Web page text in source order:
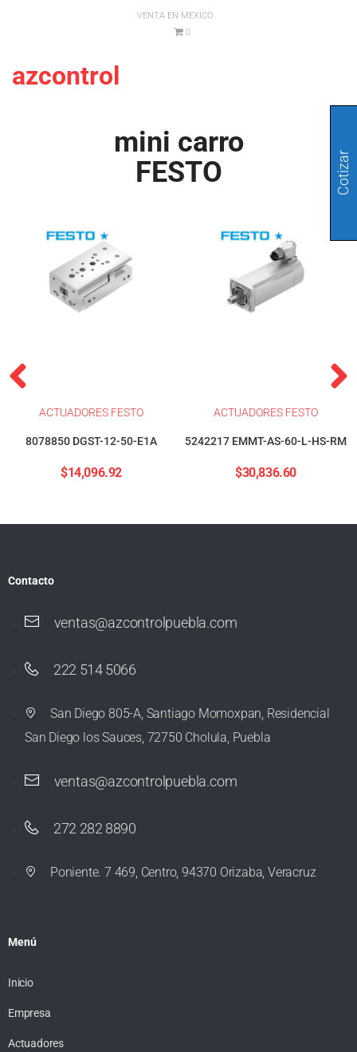
VENTA EN MEXICO
0
azcontrol
mini carro
FESTO
ACTUADORES FESTO
8078850 DGST-12-50-E1A
$14,096.92
ACTUADORES FESTO
5242217 EMMT-AS-60-L-HS-RM
$30,836.60
Contacto
ventas@azcontrolpuebla.com
222 514 5066
San Diego 805-A, Santiago Momoxpan, Residencial
San Diego los Sauces, 72750 Cholula, Puebla
ventas@azcontrolpuebla.com
272 282 8890
Poniente. 7 469, Centro, 94370 Orizaba, Veracruz
Menú
Inicio
Empresa
Actuadores
Cotizar